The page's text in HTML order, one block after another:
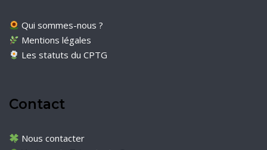
Qui sommes-nous ?
Mentions légales
Les statuts du CPTG
Contact
Nous contacter